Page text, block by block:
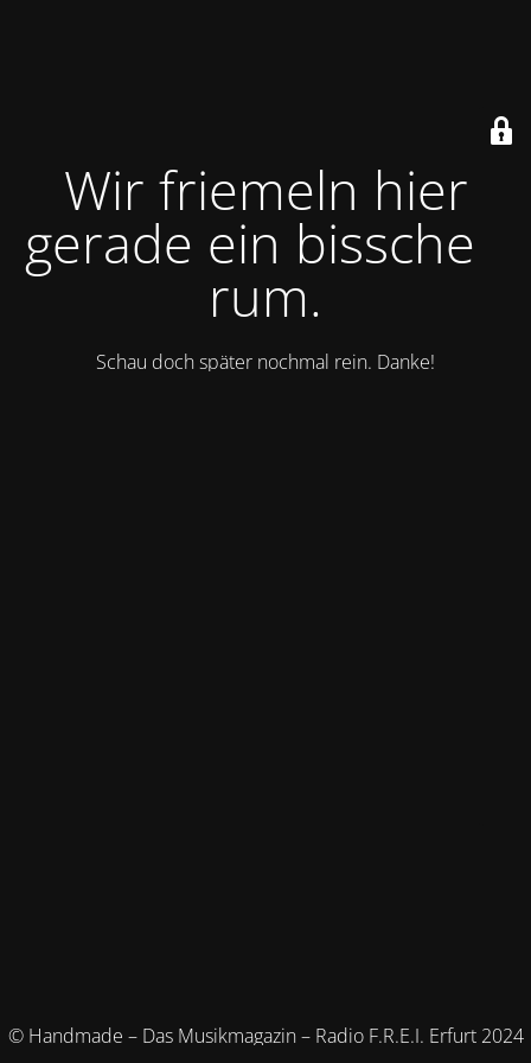
Wir friemeln hier
gerade ein bisschen
rum.
Schau doch später nochmal rein. Danke!
© Handmade – Das Musikmagazin – Radio F.R.E.I. Erfurt 2024